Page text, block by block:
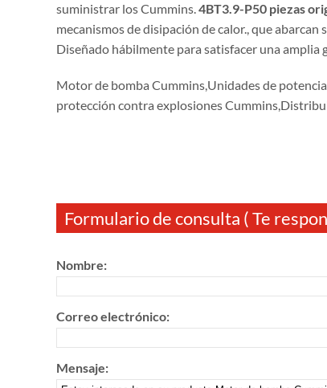
suministrar los Cummins.4BT3.9-P50 piezas
mecanismos de disipación de calor., que
Diseñado hábilmente para satisfacer una amplia
Motor de bomba Cummins,Unidades de
protección contra explosiones
Formulario de consulta ( Te
Nombre:
Correo electrónico:
Mensaje: